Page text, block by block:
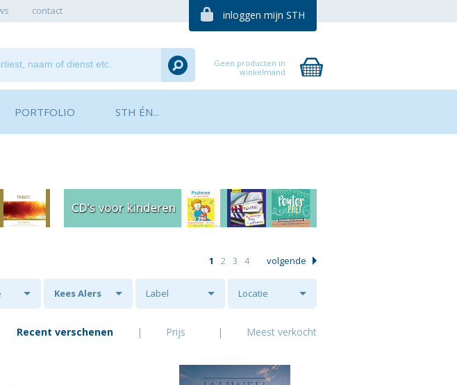
contact inloggen mijn STH
Geen producten in
winkelmand
PORTFOLIO STH ÉN...
1 2 3 4 volgende
Kees Alers Label Locatie
Recent verschenen | Prijs | Meest verkocht